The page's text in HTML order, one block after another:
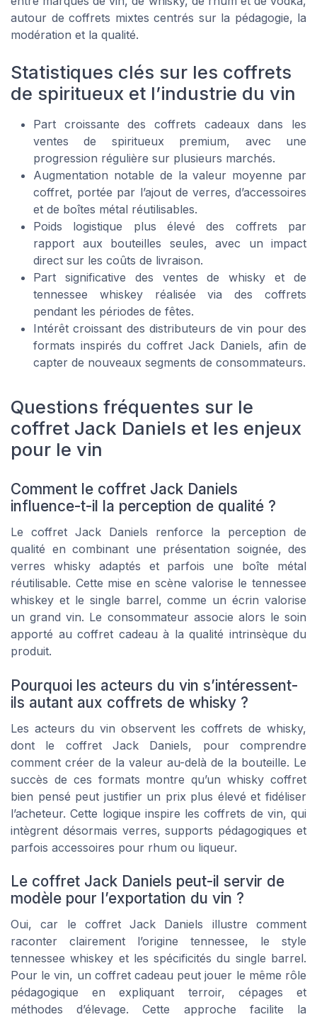
autour de coffrets mixtes centrés sur la pédagogie, la
modération et la qualité.
Statistiques clés sur les coffrets
de spiritueux et l’industrie du vin
Part croissante des coffrets cadeaux dans les
ventes de spiritueux premium, avec une
progression régulière sur plusieurs marchés.
Augmentation notable de la valeur moyenne par
coffret, portée par l’ajout de verres, d’accessoires
et de boîtes métal réutilisables.
Poids logistique plus élevé des coffrets par
rapport aux bouteilles seules, avec un impact
direct sur les coûts de livraison.
Part significative des ventes de whisky et de
tennessee whiskey réalisée via des coffrets
pendant les périodes de fêtes.
Intérêt croissant des distributeurs de vin pour des
formats inspirés du coffret Jack Daniels, afin de
capter de nouveaux segments de consommateurs.
Questions fréquentes sur le
coffret Jack Daniels et les enjeux
pour le vin
Comment le coffret Jack Daniels
influence-t-il la perception de qualité ?
Le coffret Jack Daniels renforce la perception de
qualité en combinant une présentation soignée, des
verres whisky adaptés et parfois une boîte métal
réutilisable. Cette mise en scène valorise le tennessee
whiskey et le single barrel, comme un écrin valorise
un grand vin. Le consommateur associe alors le soin
apporté au coffret cadeau à la qualité intrinsèque du
produit.
Pourquoi les acteurs du vin s’intéressent-
ils autant aux coffrets de whisky ?
Les acteurs du vin observent les coffrets de whisky,
dont le coffret Jack Daniels, pour comprendre
comment créer de la valeur au-delà de la bouteille. Le
succès de ces formats montre qu’un whisky coffret
bien pensé peut justifier un prix plus élevé et fidéliser
l’acheteur. Cette logique inspire les coffrets de vin, qui
intègrent désormais verres, supports pédagogiques et
parfois accessoires pour rhum ou liqueur.
Le coffret Jack Daniels peut-il servir de
modèle pour l’exportation du vin ?
Oui, car le coffret Jack Daniels illustre comment
raconter clairement l’origine tennessee, le style
tennessee whiskey et les spécificités du single barrel.
Pour le vin, un coffret cadeau peut jouer le même rôle
pédagogique en expliquant terroir, cépages et
méthodes d’élevage. Cette approche facilite la